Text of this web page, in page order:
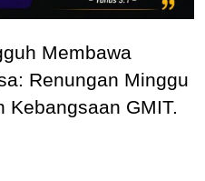
Membawa
Renungan Minggu
Kebangsaan GMIT.